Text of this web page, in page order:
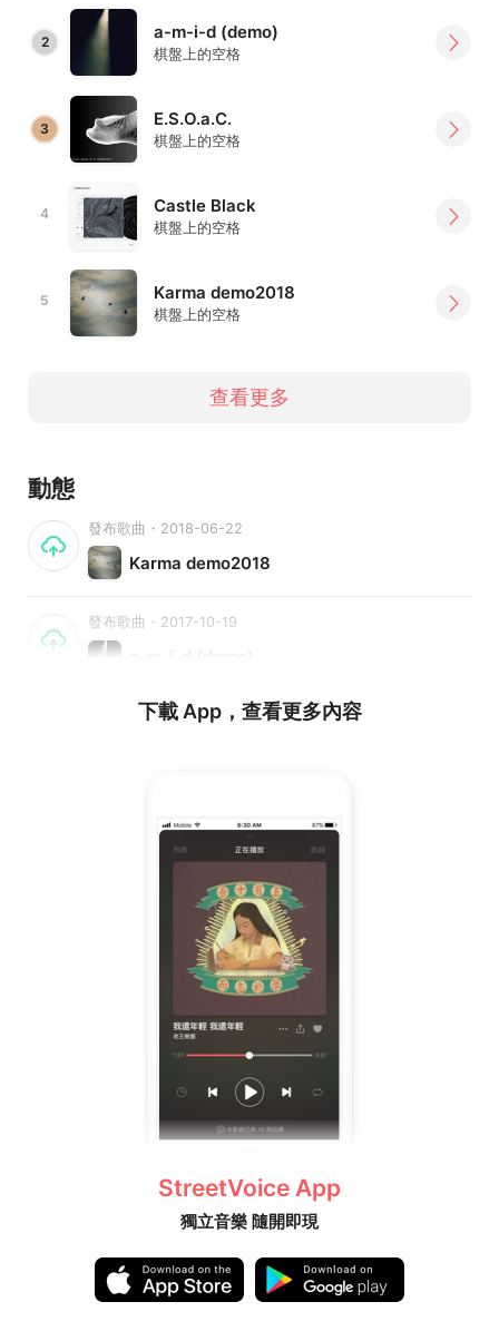
2 a-m-i-d (demo)
棋盤上的空格
3 E.S.O.a.C.
棋盤上的空格
4 Castle Black
棋盤上的空格
5 Karma demo2018
棋盤上的空格
查看更多
動態
發布歌曲・2018-06-22
Karma demo2018
發布歌曲・2017-10-19
a-m-i-d (demo)
下載 App，查看更多內容
StreetVoice App
獨立音樂 隨開即現